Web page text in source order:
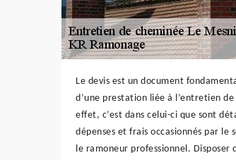
Le devis est un document
d’une prestation liée à l’entretien de
effet, c’est dans celui-ci que sont
dépenses et frais occasionnés par le
le ramoneur professionnel. Disposer